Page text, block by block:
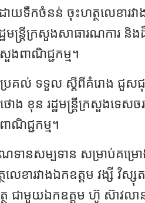
ោយទឹកចំនន់ ចុះហត្ថលេខារ
ដ្ឋមន្រ្តីក្រសួងសាធារណការ
សួងពាណិជ្ជកម្ម។
រគល់ ទទួល ស្តីពី​គំរោង ជួសជុ
ថោង ខុន រដ្ឋមន្រ្តីក្រសួងទ
ាណិជ្ជកម្ម។
ទានសម្បទាន សម្រាប់គម្រោ
លេខារវាងឯកឧត្តម វង្សី វិស្
ត្ថុ ជាមួយឯកឧត្តម ហ៊ូ ស៊ាវល